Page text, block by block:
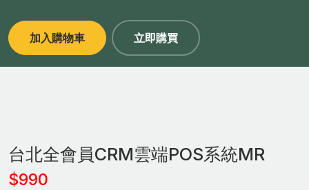
加入購物車 立即購買
台北全會員CRM雲端POS系統MR
$990